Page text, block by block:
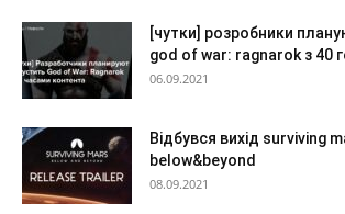
[чутки] розробники
god of war: ragnarok з 40
06.09.2021
Відбувся вихід surviving
below&beyond
08.09.2021